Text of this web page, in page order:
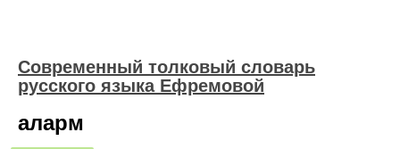
Современный толковый словарь
русского языка Ефремовой
аларм